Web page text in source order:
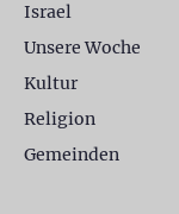
Israel
Unsere Woche
Kultur
Religion
Gemeinden